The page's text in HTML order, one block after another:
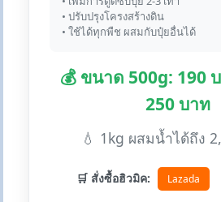
• ปรับปรุงโครงสร้างดิน
• ใช้ได้ทุกพืช ผสมกับปุ๋ยอื่นได้
💰 ขนาด 500g: 190
250 บาท
💧 1kg ผสมน้ำได้ถึง
🛒 สั่งซื้อฮิวมิค: Lazada